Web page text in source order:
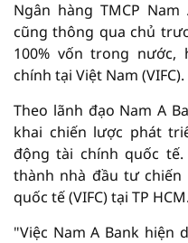
Ngân hàng TMCP Nam
cũng thông qua chủ
100% vốn trong
chính tại Việt Nam (VIFC).
Theo lãnh đạo Nam A
khai chiến lược phát
động tài chính quốc
thành nhà đầu tư
quốc tế (VIFC) tại TP HCM.
"Việc Nam A Bank hiện